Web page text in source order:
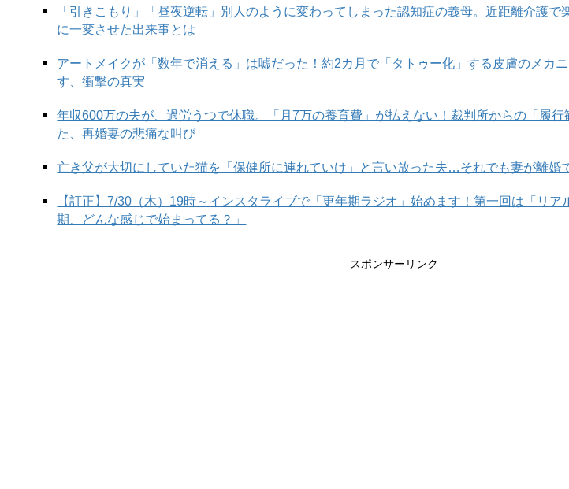
「トイレはどこですか？」と聞きたいときに、「Where is toilet?」と聞いているあなた。
「toilet（トイレット）」は国や地域により“便器”という意味になったり、目上の方と一
そんな時は「restroom」または「bathroom」を使うと良いでしょう。「restroom」は不
意味で、「bathroom」は家庭の“トイレ・お風呂・
「引きこもり」「昼夜逆転」別人のように変わってしまった認知症の義母。近距離介護で
に一変させた出来事とは
アートメイクが「数年で消える」は嘘だった！約2カ月で「タトゥー化」する皮膚のメカ
す、衝撃の真実
年収600万の夫が、過労うつで休職。「月7万の養育費」が払えない！裁判所からの「履
た、再婚妻の悲痛な叫び
亡き父が大切にしていた猫を「保健所に連れていけ」と言い放った夫…それでも妻が離婚
【訂正】7/30（木）19時～インスタライブで「更年期ラジオ」始めます！第一回は「リア
期、どんな感じで始まってる？」
スポンサーリンク